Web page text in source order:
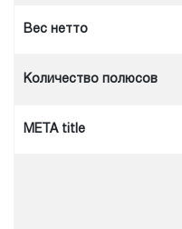
Вес нетто
Количество полюсов
META title